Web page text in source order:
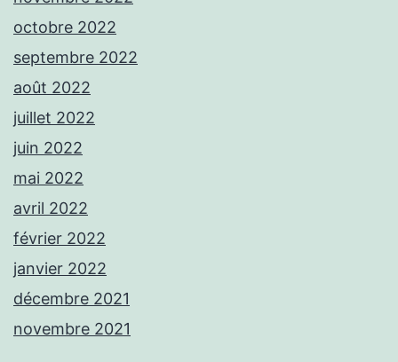
octobre 2022
septembre 2022
août 2022
juillet 2022
juin 2022
mai 2022
avril 2022
février 2022
janvier 2022
décembre 2021
novembre 2021